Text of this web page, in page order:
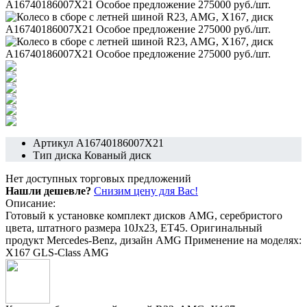
Артикул A16740186007X21
Тип диска Кованый диск
Нет доступных торговых предложений
Нашли дешевле? Снизим цену для Вас!
Описание:
Готовый к установке комплект дисков AMG, серебристого
цвета, штатного размера 10Jx23, ET45. Оригинальный
продукт Mercedes-Benz, дизайн AMG Применение на моделях:
X167 GLS-Class AMG